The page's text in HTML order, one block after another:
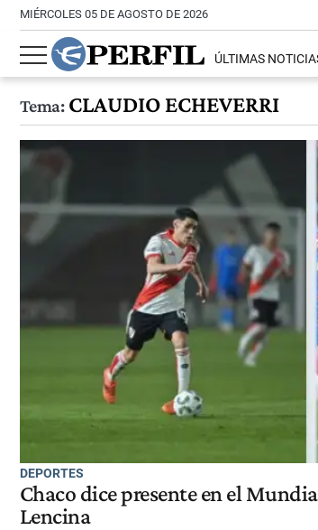
MIÉRCOLES 05 DE AGOSTO DE 2026
ÚLTIMAS
Tema:CLAUDIO ECHEVERRI
DEPORTES
Chaco dice presente en el
Lencina